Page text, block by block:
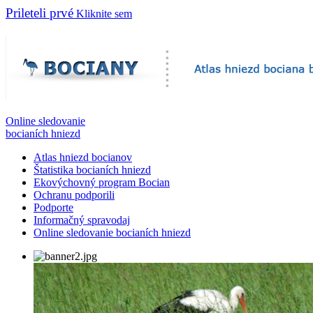
Prileteli prvé Kliknite sem
Online sledovanie
bocianích hniezd
Atlas hniezd bocianov
Štatistika bocianích hniezd
Ekovýchovný program Bocian
Ochranu podporili
Podporte
Informačný spravodaj
Online sledovanie bocianích hniezd